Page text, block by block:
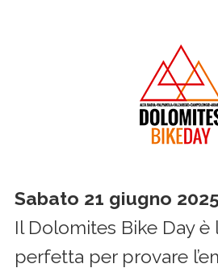
Sabato 21 giugno
Il Dolomites Bike Day è
perfetta per provare